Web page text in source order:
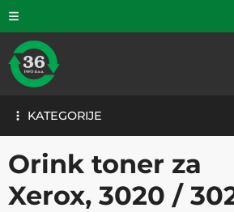
KATEGORIJE
KATEGORIJE
Orink toner za
Xerox, 3020 /